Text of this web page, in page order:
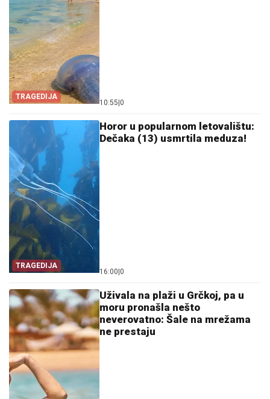
TRAGEDIJA
10:55|0
TRAGEDIJA
Horor u popularnom letovalištu:
Dečaka (13) usmrtila meduza!
16:00|0
Uživala na plaži u Grčkoj, pa u
moru pronašla nešto
neverovatno: Šale na mrežama
ne prestaju